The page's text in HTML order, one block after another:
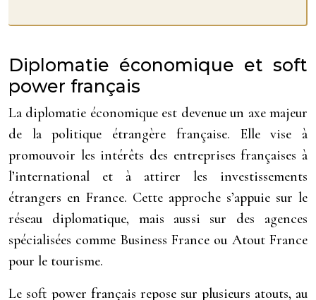
Diplomatie économique et soft
power français
La diplomatie économique est devenue un axe majeur
de la politique étrangère française. Elle vise à
promouvoir les intérêts des entreprises françaises à
l’international et à attirer les investissements
étrangers en France. Cette approche s’appuie sur le
réseau diplomatique, mais aussi sur des agences
spécialisées comme Business France ou Atout France
pour le tourisme.
Le soft power français repose sur plusieurs atouts, au